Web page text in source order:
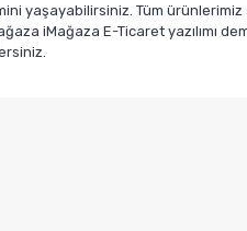
yaşayabilirsiniz. Tüm
iMağaza E-Ticaret yazılımı